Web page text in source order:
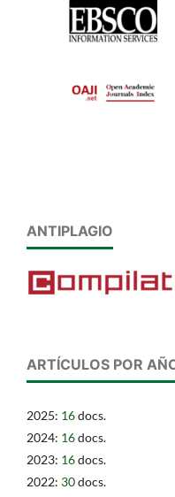
ANTIPLAGIO
ARTÍCULOS POR
2025: 16docs.
2024: 16docs.
2023: 16docs.
2022: 30docs.